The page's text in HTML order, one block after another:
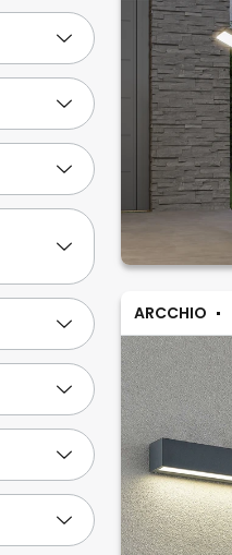
ARCCHIO